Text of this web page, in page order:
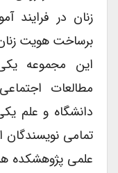
زنان در فرایند
برساخت هویت زنان
این مجموعه
مطالعات
دانشگاه و علم
تمامی
علمی پژوهشکده